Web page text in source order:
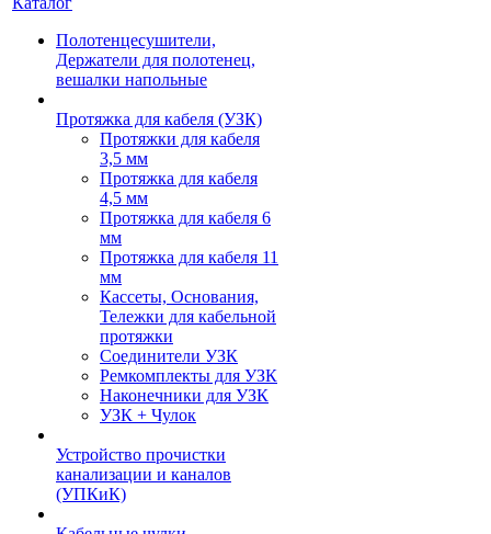
Полотенцесушители,
Держатели для полотенец,
вешалки напольные
Протяжка для кабеля (УЗК)
Протяжки для кабеля
3,5 мм
Протяжка для кабеля
4,5 мм
Протяжка для кабеля 6
мм
Протяжка для кабеля 11
мм
Кассеты, Основания,
Тележки для кабельной
протяжки
Соединители УЗК
Ремкомплекты для УЗК
Наконечники для УЗК
УЗК + Чулок
Устройство прочистки
канализации и каналов
(УПКиК)